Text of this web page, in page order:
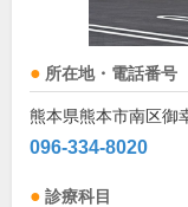
所在地・電話番号
熊本県熊本市南区御
096-334-8020
診療科目